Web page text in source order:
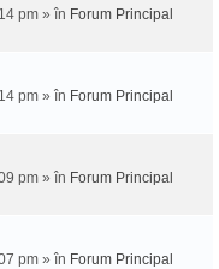
pm » în Forum Principal
pm » în Forum Principal
pm » în Forum Principal
pm » în Forum Principal